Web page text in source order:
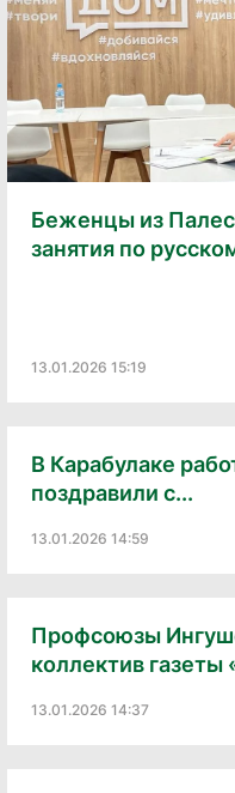
Беженцы из
занятия по
13.01.2026 15:19
В Карабулаке
поздравили с...
13.01.2026 14:59
Профсоюзы
коллектив газеты
13.01.2026 14:37